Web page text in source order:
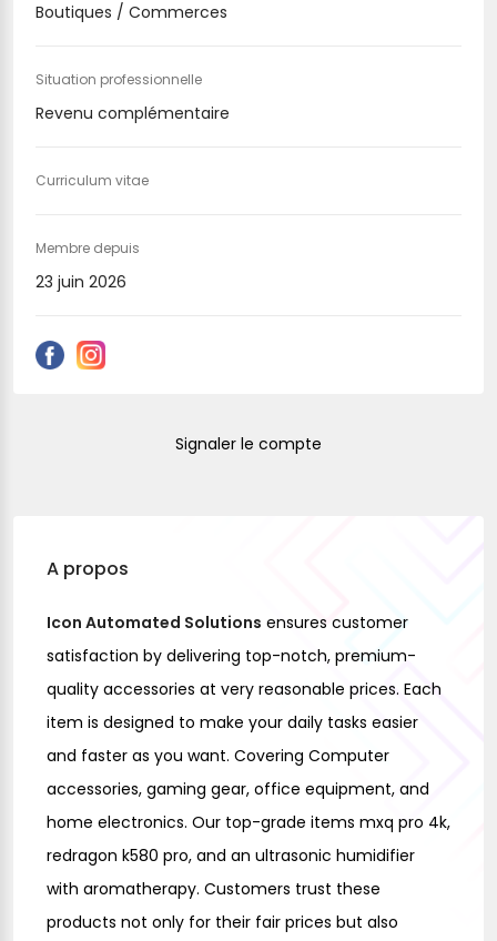
Boutiques / Commerces
Situation professionnelle
Revenu complémentaire
Curriculum vitae
Membre depuis
23 juin 2026
Signaler le compte
A propos
Icon Automated Solutions ensures customer
satisfaction by delivering top-notch, premium-
quality accessories at very reasonable prices. Each
item is designed to make your daily tasks easier
and faster as you want. Covering Computer
accessories, gaming gear, office equipment, and
home electronics. Our top-grade items mxq pro 4k,
redragon k580 pro, and an ultrasonic humidifier
with aromatherapy. Customers trust these
products not only for their fair prices but also